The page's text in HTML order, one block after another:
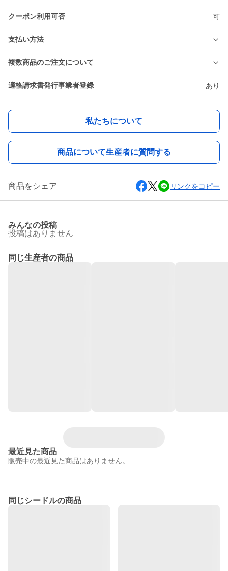
クーポン利用可否 可
支払い方法
複数商品のご注文について
適格請求書発行事業者登録 あり
私たちについて
商品について生産者に質問する
商品をシェア リンクをコピー
みんなの投稿
投稿はありません
同じ生産者の商品
最近見た商品
販売中の最近見た商品はありません。
同じシードルの商品